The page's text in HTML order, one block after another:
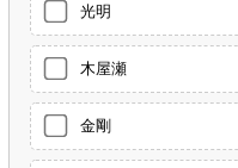
光明
木屋瀬
金剛